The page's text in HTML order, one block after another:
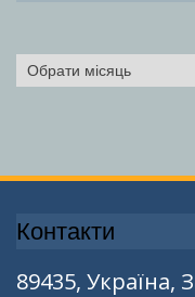
Архіви
Контакти
89435, Україна,